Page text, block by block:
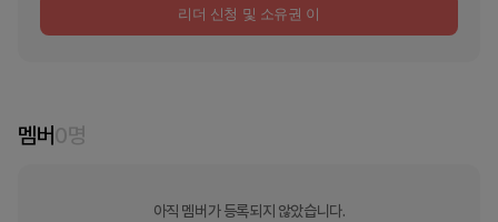
리더 신청 및 소유권 이
멤버0명
아직 멤버가 등록되지 않았습니다.